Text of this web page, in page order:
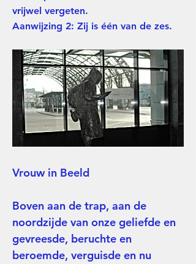
vrijwel vergeten.
Aanwijzing 2: Zij is één van de zes.
Vrouw in Beeld
Boven aan de trap, aan de
noordzijde van onze geliefde en
gevreesde, beruchte en
beroemde, verguisde en nu